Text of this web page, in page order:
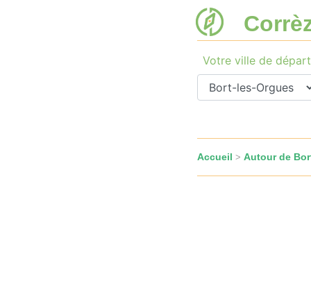
Votre ville de départ
Accueil > Autour de